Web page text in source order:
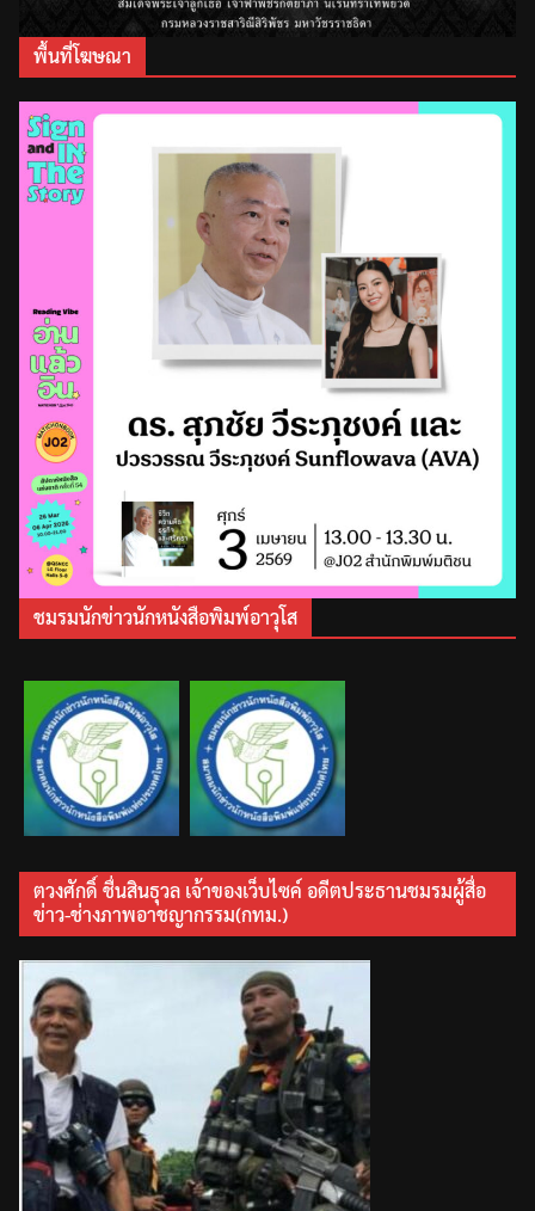
พื้นที่โฆษณา
ชมรมนักข่าวนักหนังสือพิมพ์อาวุโส
ตวงศักดิ์ ชื่นสินธุวล เจ้าของเว็บไซค์ อดีตประธานชมรมผู้สื่อ
ข่าว-ช่างภาพอาชญากรรม(กทม.)